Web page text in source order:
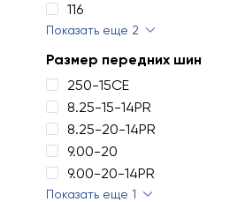
116
Показать еще 2
Размер передних шин
250-15CE
8.25-15-14PR
8.25-20-14PR
9.00-20
9.00-20-14PR
Показать еще 1